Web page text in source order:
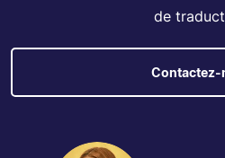
de
Contactez-